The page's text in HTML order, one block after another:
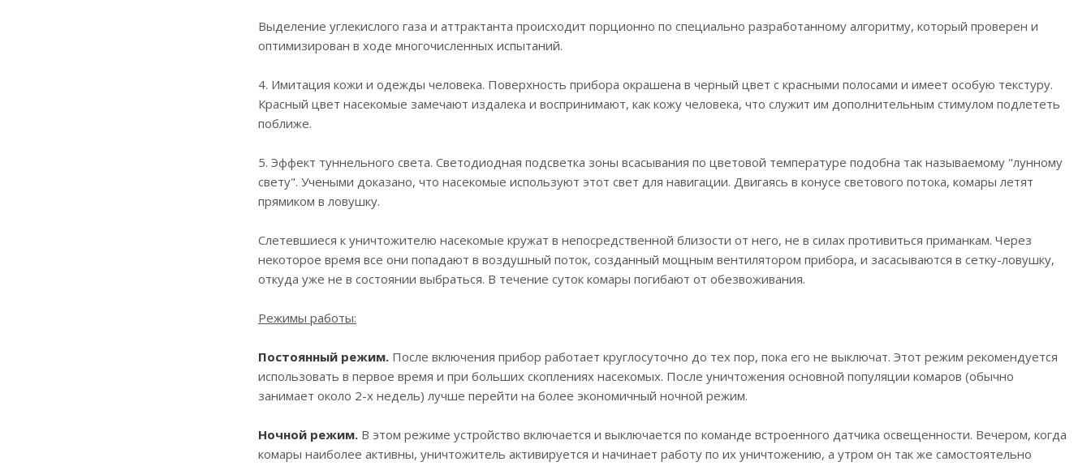
Выделение углекислого газа и аттрактанта происходит порционно по специально разработанному алгоритму, который проверен и
оптимизирован в ходе многочисленных испытаний.
4. Имитация кожи и одежды человека. Поверхность прибора окрашена в черный цвет с красными полосами и имеет особую текстуру.
Красный цвет насекомые замечают издалека и воспринимают, как кожу человека, что служит им дополнительным стимулом подлететь
поближе.
5. Эффект туннельного света. Светодиодная подсветка зоны всасывания по цветовой температуре подобна так называемому "лунному
свету". Учеными доказано, что насекомые используют этот свет для навигации. Двигаясь в конусе светового потока, комары летят
прямиком в ловушку.
Слетевшиеся к уничтожителю насекомые кружат в непосредственной близости от него, не в силах противиться приманкам. Через
некоторое время все они попадают в воздушный поток, созданный мощным вентилятором прибора, и засасываются в сетку-ловушку,
откуда уже не в состоянии выбраться. В течение суток комары погибают от обезвоживания.
Режимы работы:
Постоянный режим. После включения прибор работает круглосуточно до тех пор, пока его не выключат. Этот режим рекомендуется
использовать в первое время и при больших скоплениях насекомых. После уничтожения основной популяции комаров (обычно
занимает около 2-х недель) лучше перейти на более экономичный ночной режим.
Ночной режим. В этом режиме устройство включается и выключается по команде встроенного датчика освещенности. Вечером, когда
комары наиболее активны, уничтожитель активируется и начинает работу по их уничтожению, а утром он так же самостоятельно